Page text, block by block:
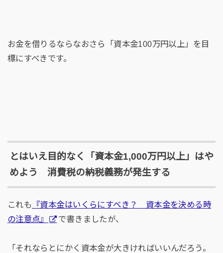
お金を借りるならなおさら「資本金100万円以上」を目
標にすべきです。
とはいえ目的なく「資本金1,000万円以上」はや
めよう 消費税の納税義務が発生する
これも
『資本金はいくらにすべき？ 資本金を決める時
の注意点』
で書きましたが、
「それならとにかく資本金が大きければいいんだろう。